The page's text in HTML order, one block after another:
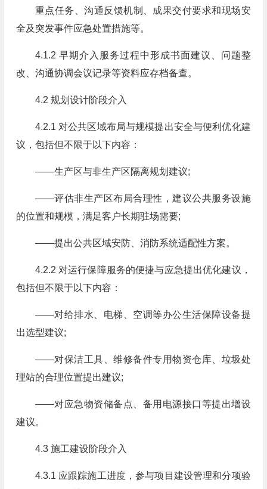
重点任务、沟通反馈机制、成果交付要求和现场安
全及突发事件应急处置措施等。
4.1.2 早期介入服务过程中形成书面建议、问题整
改、沟通协调会议记录等资料应存档备查。
4.2 规划设计阶段介入
4.2.1 对公共区域布局与规模提出安全与便利优化建
议，包括但不限于以下内容：
——生产区与非生产区隔离规划建议;
——评估非生产区布局合理性，建议公共服务设施
的位置和规模，满足客户长期驻场需要;
——提出公共区域安防、消防系统适配性方案。
4.2.2 对运行保障服务的便捷与应急提出优化建议，
包括但不限于以下内容：
——对给排水、电梯、空调等办公生活保障设备提
出选型建议;
——对保洁工具、维修备件专用物资仓库、垃圾处
理站的合理位置提出建议;
——对应急物资储备点、备用电源接口等提出增设
建议。
4.3 施工建设阶段介入
4.3.1 应跟踪施工进度，参与项目建设管理和分项验